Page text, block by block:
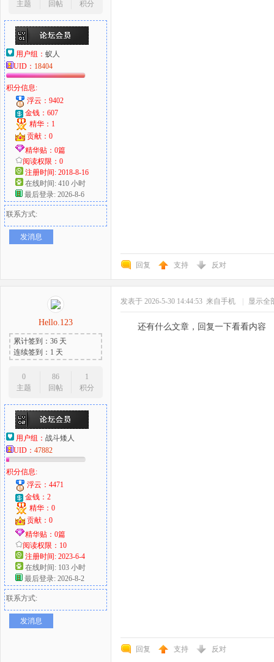
主题
回帖
积分
用户组： 蚁人
UID： 18404
积分信息:
浮云：9402
金钱：607
精华：1
贡献：0
精华贴：0篇
阅读权限：0
注册时间: 2018-8-16
在线时间: 410 小时
最后登录: 2026-8-6
联系方式:
发消息
回复 支持 反对
Hello.123
累计签到：36 天
连续签到：1 天
0
主题
86
回帖
1
积分
用户组： 战斗矮人
UID： 47882
积分信息:
浮云：4471
金钱：2
精华：0
贡献：0
精华贴：0篇
阅读权限：10
注册时间: 2023-6-4
在线时间: 103 小时
最后登录: 2026-8-2
联系方式:
发消息
发表于 2026-5-30 14:44:53 来自手机 显示全
还有什么文章，回复一下看看内容
回复 支持 反对